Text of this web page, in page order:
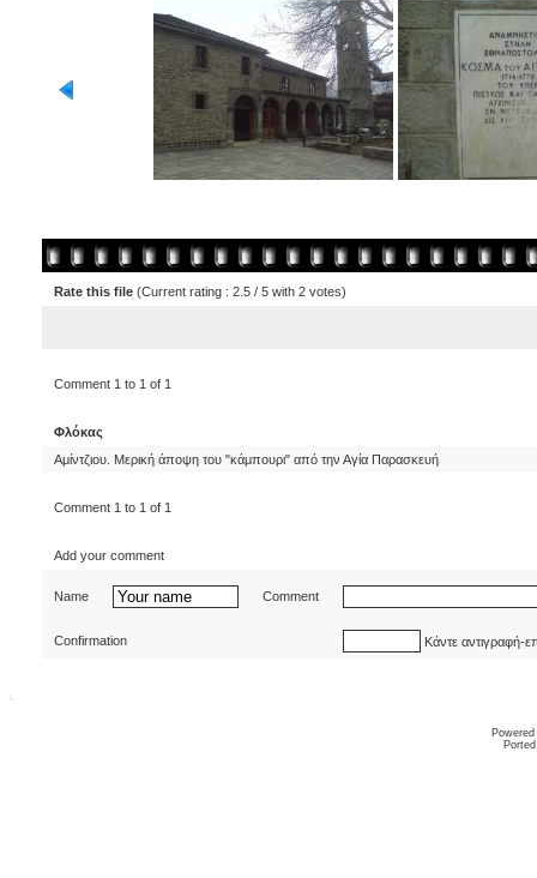
Rate this file (Current rating : 2.5 / 5 with 2 votes)
Comment 1 to 1 of 1
Φλόκας
Αμίντζιου. Μερική άποψη του "κάμπουρι" από την Αγία Παρασκευή
Comment 1 to 1 of 1
Add your comment
Name Comment
Confirmation Κάντε αντιγραφή-